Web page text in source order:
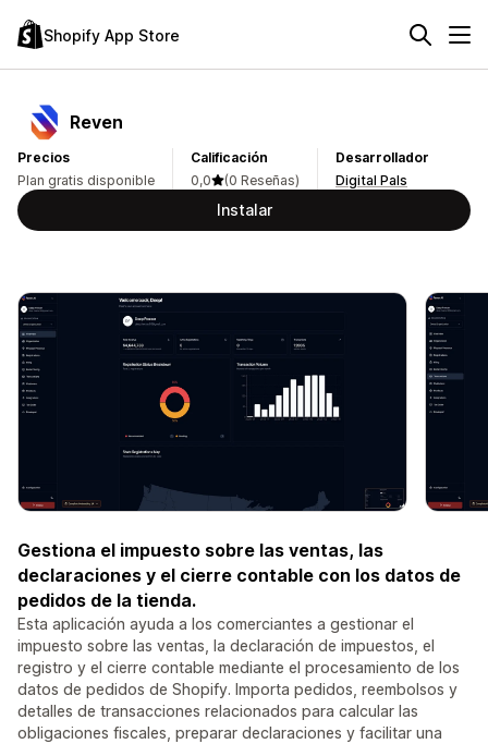
Shopify App Store
Reven
Precios
Plan gratis disponible
Calificación
0,0
(0 Reseñas)
Desarrollador
Digital Pals
Instalar
Gestiona el impuesto sobre las ventas, las
declaraciones y el cierre contable con los datos de
pedidos de la tienda.
Esta aplicación ayuda a los comerciantes a gestionar el
impuesto sobre las ventas, la declaración de impuestos, el
registro y el cierre contable mediante el procesamiento de los
datos de pedidos de Shopify. Importa pedidos, reembolsos y
detalles de transacciones relacionados para calcular las
obligaciones fiscales, preparar declaraciones y facilitar una